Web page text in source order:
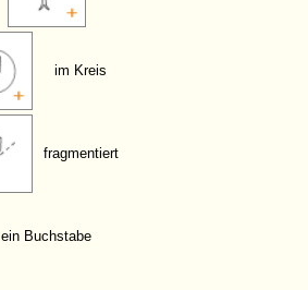
im Kreis
fragmentiert
ein Buchstabe